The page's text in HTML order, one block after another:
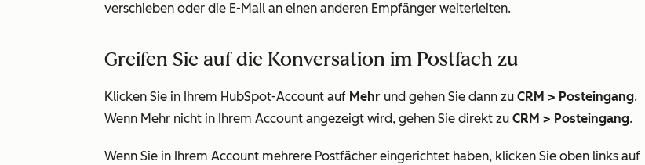
verschieben oder die E-Mail an einen anderen Empfänger weiterleiten.
Greifen Sie auf die Konversation im Postfach zu
Klicken Sie in Ihrem HubSpot-Account auf Mehr und gehen Sie dann zu CRM > Posteingang.
Wenn Mehr nicht in Ihrem Account angezeigt wird, gehen Sie direkt zu CRM > Posteingang.
Wenn Sie in Ihrem Account mehrere Postfächer eingerichtet haben, klicken Sie oben links auf